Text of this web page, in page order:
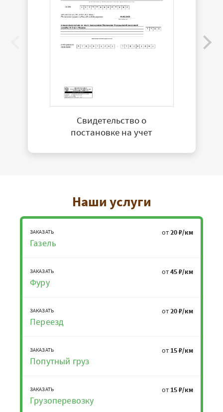
Свидетельство о
постановке на учет
Наши услуги
ЗАКАЗАТЬ
Газель
от20 ₽/км
ЗАКАЗАТЬ
Фуру
от45 ₽/км
ЗАКАЗАТЬ
Переезд
от20 ₽/км
ЗАКАЗАТЬ
Попутный груз
от 15 ₽/км
ЗАКАЗАТЬ
Грузоперевозку
от 15 ₽/км